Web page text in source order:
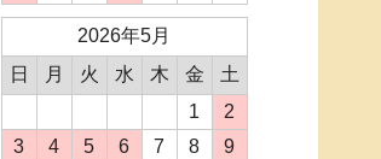
2026年5月
日
月 火 水 木 金
土
1
2
3
4 5 6 7 8
9